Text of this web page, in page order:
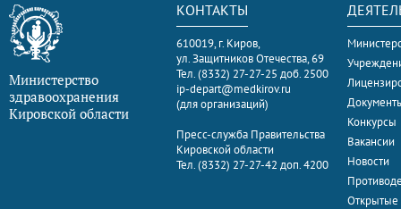
Министерство
здравоохранения
Кировской области
КОНТАКТЫ
610019, г. Киров,
ул. Защитников Отечества, 69
Тел. (8332) 27-27-25 доб. 2500
ip-depart@medkirov.ru
(для организаций)
Пресс-служба Правительства
Кировской области
Тел. (8332) 27-27-42 доп. 4200
Конкурсы
Вакансии
Новости